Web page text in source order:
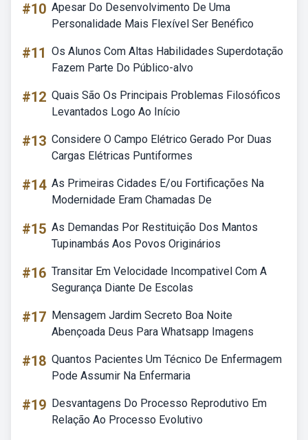
#10 Apesar Do Desenvolvimento De Uma
Personalidade Mais Flexível Ser Benéfico
#11 Os Alunos Com Altas Habilidades Superdotação
Fazem Parte Do Público-alvo
#12 Quais São Os Principais Problemas Filosóficos
Levantados Logo Ao Início
#13 Considere O Campo Elétrico Gerado Por Duas
Cargas Elétricas Puntiformes
#14 As Primeiras Cidades E/ou Fortificações Na
Modernidade Eram Chamadas De
#15 As Demandas Por Restituição Dos Mantos
Tupinambás Aos Povos Originários
#16 Transitar Em Velocidade Incompativel Com A
Segurança Diante De Escolas
#17 Mensagem Jardim Secreto Boa Noite
Abençoada Deus Para Whatsapp Imagens
#18 Quantos Pacientes Um Técnico De Enfermagem
Pode Assumir Na Enfermaria
#19 Desvantagens Do Processo Reprodutivo Em
Relação Ao Processo Evolutivo